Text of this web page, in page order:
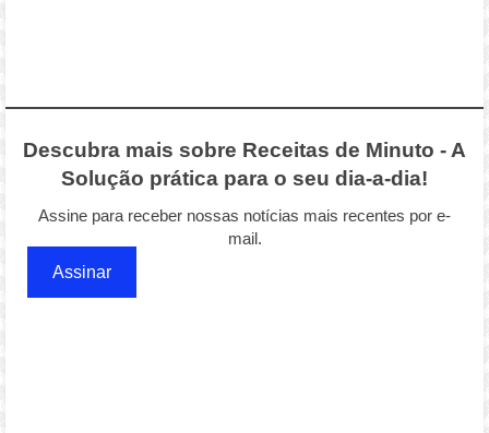
Descubra mais sobre Receitas de Minuto - A
Solução prática para o seu dia-a-dia!
Assine para receber nossas notícias mais recentes por e-
mail.
Assinar